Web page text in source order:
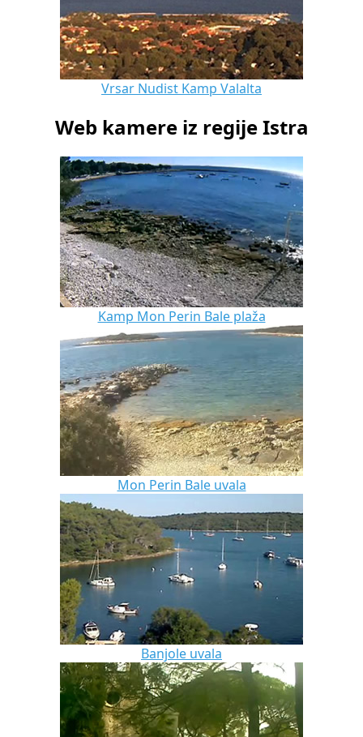
Vrsar Nudist Kamp Valalta
Web kamere iz regije Istra
Kamp Mon Perin Bale plaža
Mon Perin Bale uvala
Banjole uvala